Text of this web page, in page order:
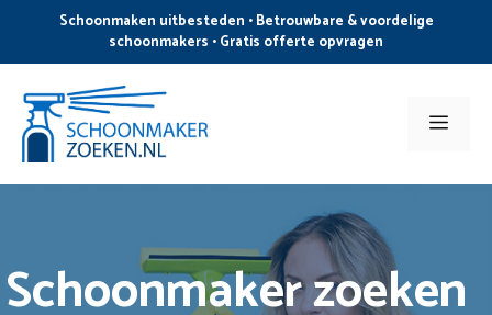
de
inhoud
Schoonmaken uitbesteden • Betrouwbare & voordelige
schoonmakers • Gratis offerte opvragen
Menu
Schoonmaker zoeken